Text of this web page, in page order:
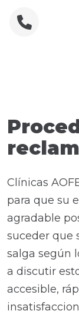
Clínicas
para que su
agradable
suceder que
salga según
a discutir
accesible,